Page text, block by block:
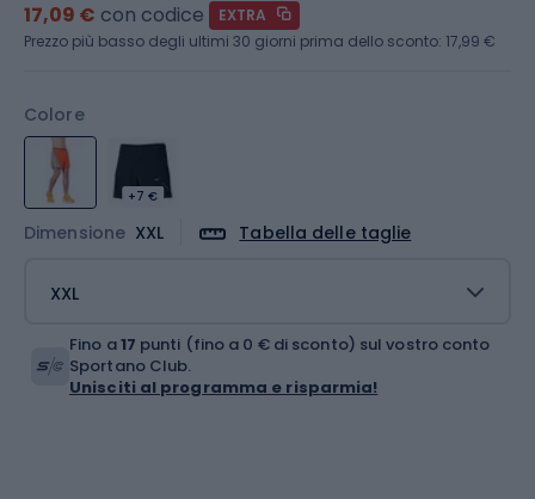
Colore
+7 €
Dimensione XXL Tabella delle taglie
XXL
17,09 € con codice
EXTRA
Prezzo più basso degli ultimi 30 giorni prima dello sconto: 17,99 €
Fino a17 punti (fino a 0 € di sconto) sul vostro conto
Sportano Club.
Unisciti al programma e risparmia!